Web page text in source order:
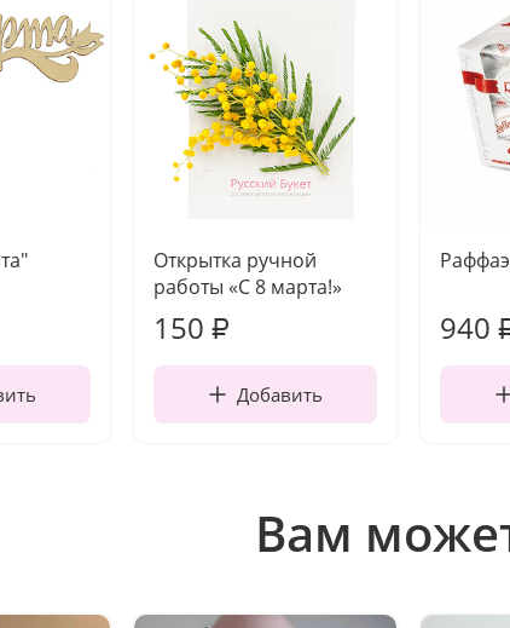
Открытка ручной
работы «С 8 марта!»
150 ₽
Добавить
940
Вам